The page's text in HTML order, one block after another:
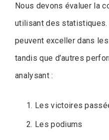
Nous devons évaluer la
utilisant des statistiques.
peuvent exceller dans
tandis que d’autres
analysant :
Les victoires
Les podiums